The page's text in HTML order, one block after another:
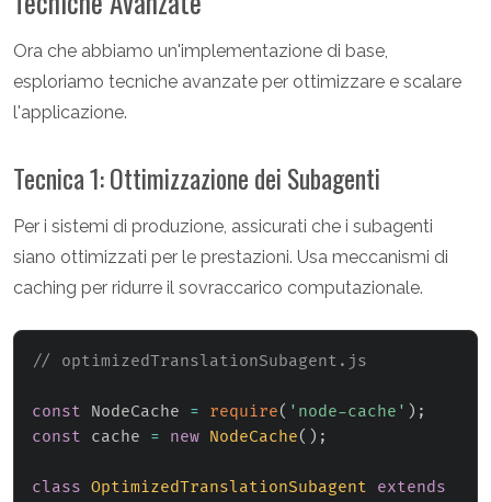
Ora che abbiamo un'implementazione di base,
esploriamo tecniche avanzate per ottimizzare e scalare
l'applicazione.
Tecnica 1: Ottimizzazione dei Subagenti
Per i sistemi di produzione, assicurati che i subagenti
siano ottimizzati per le prestazioni. Usa meccanismi di
caching per ridurre il sovraccarico computazionale.
// optimizedTranslationSubagent.js
const NodeCache = require( 'node-cache' ) ;
const cache = new NodeCache( ) ;
class OptimizedTranslationSubagent
extends